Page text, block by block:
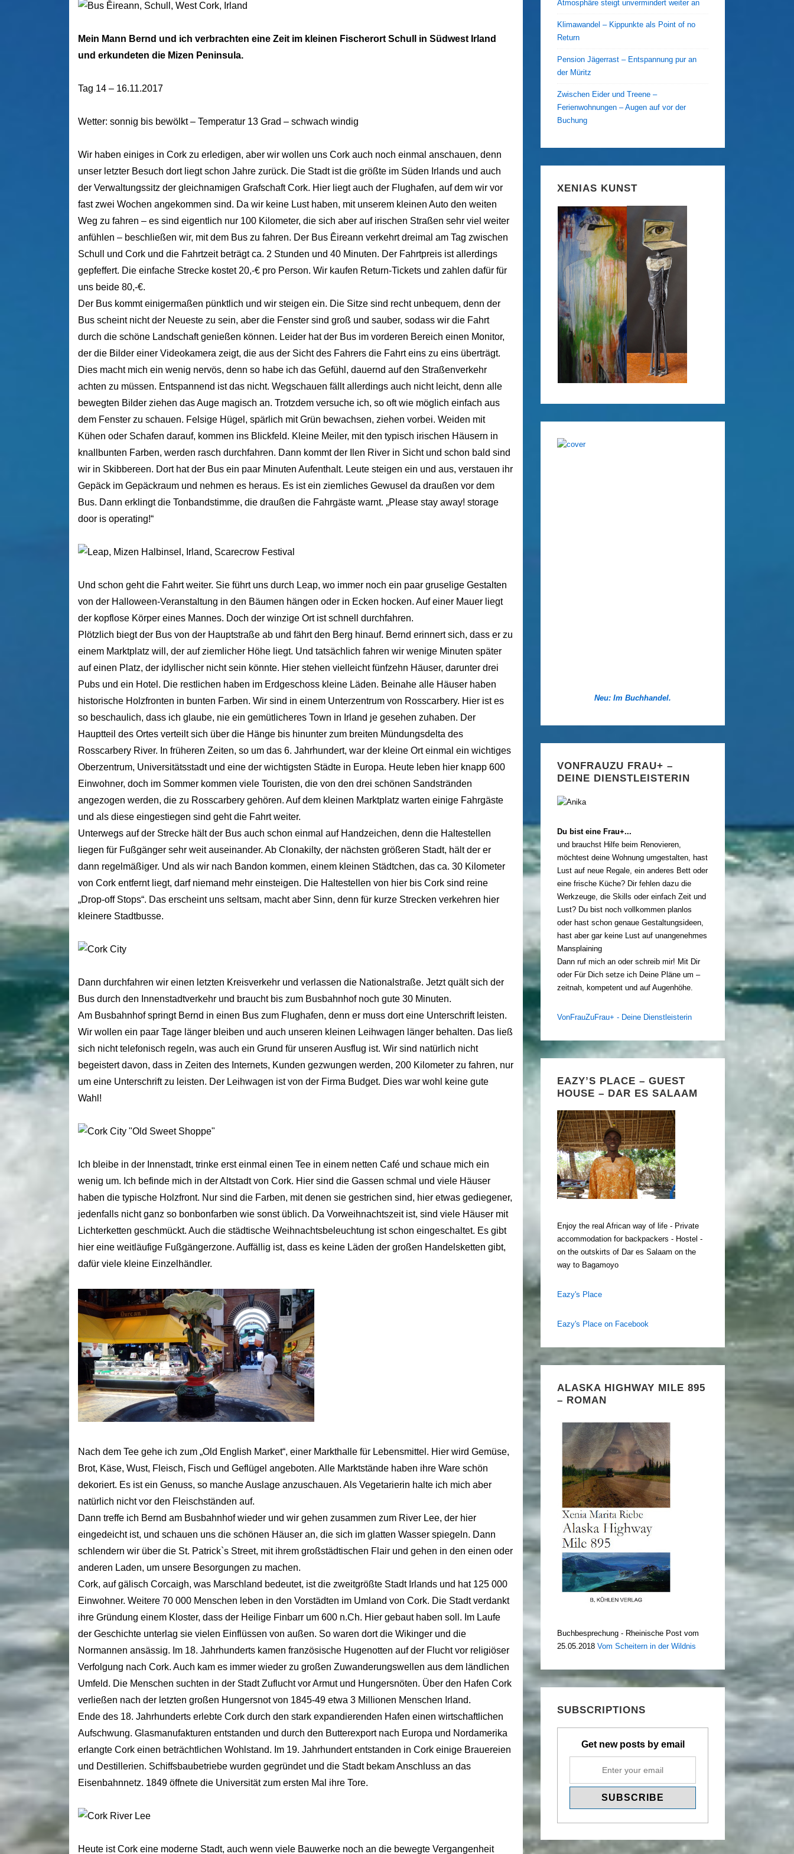
Mein Mann Bernd und ich verbrachten eine Zeit im kleinen Fischerort Schull in Südwest Irland
und erkundeten die Mizen Peninsula.
Tag 14 – 16.11.2017
Wetter: sonnig bis bewölkt – Temperatur 13 Grad – schwach windig
Wir haben einiges in Cork zu erledigen, aber wir wollen uns Cork auch noch einmal anschauen, denn
unser letzter Besuch dort liegt schon Jahre zurück. Die Stadt ist die größte im Süden Irlands und auch
der Verwaltungssitz der gleichnamigen Grafschaft Cork. Hier liegt auch der Flughafen, auf dem wir vor
fast zwei Wochen angekommen sind. Da wir keine Lust haben, mit unserem kleinen Auto den weiten
Weg zu fahren – es sind eigentlich nur 100 Kilometer, die sich aber auf irischen Straßen sehr viel weiter
anfühlen – beschließen wir, mit dem Bus zu fahren. Der Bus Ēireann verkehrt dreimal am Tag zwischen
Schull und Cork und die Fahrtzeit beträgt ca. 2 Stunden und 40 Minuten. Der Fahrtpreis ist allerdings
gepfeffert. Die einfache Strecke kostet 20,-€ pro Person. Wir kaufen Return-Tickets und zahlen dafür für
uns beide 80,-€.
Der Bus kommt einigermaßen pünktlich und wir steigen ein. Die Sitze sind recht unbequem, denn der
Bus scheint nicht der Neueste zu sein, aber die Fenster sind groß und sauber, sodass wir die Fahrt
durch die schöne Landschaft genießen können. Leider hat der Bus im vorderen Bereich einen Monitor,
der die Bilder einer Videokamera zeigt, die aus der Sicht des Fahrers die Fahrt eins zu eins überträgt.
Dies macht mich ein wenig nervös, denn so habe ich das Gefühl, dauernd auf den Straßenverkehr
achten zu müssen. Entspannend ist das nicht. Wegschauen fällt allerdings auch nicht leicht, denn alle
bewegten Bilder ziehen das Auge magisch an. Trotzdem versuche ich, so oft wie möglich einfach aus
dem Fenster zu schauen. Felsige Hügel, spärlich mit Grün bewachsen, ziehen vorbei. Weiden mit
Kühen oder Schafen darauf, kommen ins Blickfeld. Kleine Meiler, mit den typisch irischen Häusern in
knallbunten Farben, werden rasch durchfahren. Dann kommt der Ilen River in Sicht und schon bald sind
wir in Skibbereen. Dort hat der Bus ein paar Minuten Aufenthalt. Leute steigen ein und aus, verstauen ihr
Gepäck im Gepäckraum und nehmen es heraus. Es ist ein ziemliches Gewusel da draußen vor dem
Bus. Dann erklingt die Tonbandstimme, die draußen die Fahrgäste warnt. „Please stay away! storage
door is operating!“
Und schon geht die Fahrt weiter. Sie führt uns durch Leap, wo immer noch ein paar gruselige Gestalten
von der Halloween-Veranstaltung in den Bäumen hängen oder in Ecken hocken. Auf einer Mauer liegt
der kopflose Körper eines Mannes. Doch der winzige Ort ist schnell durchfahren.
Plötzlich biegt der Bus von der Hauptstraße ab und fährt den Berg hinauf. Bernd erinnert sich, dass er zu
einem Marktplatz will, der auf ziemlicher Höhe liegt. Und tatsächlich fahren wir wenige Minuten später
auf einen Platz, der idyllischer nicht sein könnte. Hier stehen vielleicht fünfzehn Häuser, darunter drei
Pubs und ein Hotel. Die restlichen haben im Erdgeschoss kleine Läden. Beinahe alle Häuser haben
historische Holzfronten in bunten Farben. Wir sind in einem Unterzentrum von Rosscarbery. Hier ist es
so beschaulich, dass ich glaube, nie ein gemütlicheres Town in Irland je gesehen zuhaben. Der
Hauptteil des Ortes verteilt sich über die Hänge bis hinunter zum breiten Mündungsdelta des
Rosscarbery River. In früheren Zeiten, so um das 6. Jahrhundert, war der kleine Ort einmal ein wichtiges
Oberzentrum, Universitätsstadt und eine der wichtigsten Städte in Europa. Heute leben hier knapp 600
Einwohner, doch im Sommer kommen viele Touristen, die von den drei schönen Sandstränden
angezogen werden, die zu Rosscarbery gehören. Auf dem kleinen Marktplatz warten einige Fahrgäste
und als diese eingestiegen sind geht die Fahrt weiter.
Unterwegs auf der Strecke hält der Bus auch schon einmal auf Handzeichen, denn die Haltestellen
liegen für Fußgänger sehr weit auseinander. Ab Clonakilty, der nächsten größeren Stadt, hält der er
dann regelmäßiger. Und als wir nach Bandon kommen, einem kleinen Städtchen, das ca. 30 Kilometer
von Cork entfernt liegt, darf niemand mehr einsteigen. Die Haltestellen von hier bis Cork sind reine
„Drop-off Stops“. Das erscheint uns seltsam, macht aber Sinn, denn für kurze Strecken verkehren hier
kleinere Stadtbusse.
Dann durchfahren wir einen letzten Kreisverkehr und verlassen die Nationalstraße. Jetzt quält sich der
Bus durch den Innenstadtverkehr und braucht bis zum Busbahnhof noch gute 30 Minuten.
Am Busbahnhof springt Bernd in einen Bus zum Flughafen, denn er muss dort eine Unterschrift leisten.
Wir wollen ein paar Tage länger bleiben und auch unseren kleinen Leihwagen länger behalten. Das ließ
sich nicht telefonisch regeln, was auch ein Grund für unseren Ausflug ist. Wir sind natürlich nicht
begeistert davon, dass in Zeiten des Internets, Kunden gezwungen werden, 200 Kilometer zu fahren, nur
um eine Unterschrift zu leisten. Der Leihwagen ist von der Firma Budget. Dies war wohl keine gute
Wahl!
Ich bleibe in der Innenstadt, trinke erst einmal einen Tee in einem netten Café und schaue mich ein
wenig um. Ich befinde mich in der Altstadt von Cork. Hier sind die Gassen schmal und viele Häuser
haben die typische Holzfront. Nur sind die Farben, mit denen sie gestrichen sind, hier etwas gediegener,
jedenfalls nicht ganz so bonbonfarben wie sonst üblich. Da Vorweihnachtszeit ist, sind viele Häuser mit
Lichterketten geschmückt. Auch die städtische Weihnachtsbeleuchtung ist schon eingeschaltet. Es gibt
hier eine weitläufige Fußgängerzone. Auffällig ist, dass es keine Läden der großen Handelsketten gibt,
dafür viele kleine Einzelhändler.
Nach dem Tee gehe ich zum „Old English Market“, einer Markthalle für Lebensmittel. Hier wird Gemüse,
Brot, Käse, Wust, Fleisch, Fisch und Geflügel angeboten. Alle Marktstände haben ihre Ware schön
dekoriert. Es ist ein Genuss, so manche Auslage anzuschauen. Als Vegetarierin halte ich mich aber
natürlich nicht vor den Fleischständen auf.
Dann treffe ich Bernd am Busbahnhof wieder und wir gehen zusammen zum River Lee, der hier
eingedeicht ist, und schauen uns die schönen Häuser an, die sich im glatten Wasser spiegeln. Dann
schlendern wir über die St. Patrick`s Street, mit ihrem großstädtischen Flair und gehen in den einen oder
anderen Laden, um unsere Besorgungen zu machen.
Cork, auf gälisch Corcaigh, was Marschland bedeutet, ist die zweitgrößte Stadt Irlands und hat 125 000
Einwohner. Weitere 70 000 Menschen leben in den Vorstädten im Umland von Cork. Die Stadt verdankt
ihre Gründung einem Kloster, dass der Heilige Finbarr um 600 n.Ch. Hier gebaut haben soll. Im Laufe
der Geschichte unterlag sie vielen Einflüssen von außen. So waren dort die Wikinger und die
Normannen ansässig. Im 18. Jahrhunderts kamen französische Hugenotten auf der Flucht vor religiöser
Verfolgung nach Cork. Auch kam es immer wieder zu großen Zuwanderungswellen aus dem ländlichen
Umfeld. Die Menschen suchten in der Stadt Zuflucht vor Armut und Hungersnöten. Über den Hafen Cork
verließen nach der letzten großen Hungersnot von 1845-49 etwa 3 Millionen Menschen Irland.
Ende des 18. Jahrhunderts erlebte Cork durch den stark expandierenden Hafen einen wirtschaftlichen
Aufschwung. Glasmanufakturen entstanden und durch den Butterexport nach Europa und Nordamerika
erlangte Cork einen beträchtlichen Wohlstand. Im 19. Jahrhundert entstanden in Cork einige Brauereien
und Destillerien. Schiffsbaubetriebe wurden gegründet und die Stadt bekam Anschluss an das
Eisenbahnnetz. 1849 öffnete die Universität zum ersten Mal ihre Tore.
Heute ist Cork eine moderne Stadt, auch wenn viele Bauwerke noch an die bewegte Vergangenheit
Atmosphäre steigt unvermindert weiter an
Klimawandel – Kippunkte als Point of no
Return
Pension Jägerrast – Entspannung pur an
der Müritz
Zwischen Eider und Treene –
Ferienwohnungen – Augen auf vor der
Buchung
XENIAS KUNST
Neu: Im Buchhandel.
VONFRAUZU FRAU+ –
DEINE DIENSTLEISTERIN
Du bist eine Frau+...
und brauchst Hilfe beim Renovieren,
möchtest deine Wohnung umgestalten, hast
Lust auf neue Regale, ein anderes Bett oder
eine frische Küche? Dir fehlen dazu die
Werkzeuge, die Skills oder einfach Zeit und
Lust? Du bist noch vollkommen planlos
oder hast schon genaue Gestaltungsideen,
hast aber gar keine Lust auf unangenehmes
Mansplaining
Dann ruf mich an oder schreib mir! Mit Dir
oder Für Dich setze ich Deine Pläne um –
zeitnah, kompetent und auf Augenhöhe.
VonFrauZuFrau+ - Deine Dienstleisterin
EAZY’S PLACE – GUEST
HOUSE – DAR ES SALAAM
Enjoy the real African way of life - Private
accommodation for backpackers - Hostel -
on the outskirts of Dar es Salaam on the
way to Bagamoyo
Eazy's Place
Eazy's Place on Facebook
ALASKA HIGHWAY MILE 895
– ROMAN
Buchbesprechung - Rheinische Post vom
25.05.2018 Vom Scheitern in der Wildnis
SUBSCRIPTIONS
Get new posts by email